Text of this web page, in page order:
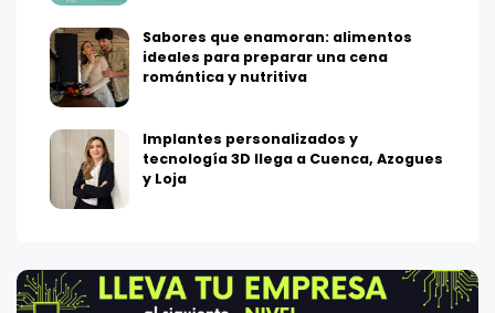
Sabores que enamoran: alimentos
ideales para preparar una cena
romántica y nutritiva
Implantes personalizados y
tecnología 3D llega a Cuenca, Azogues
y Loja